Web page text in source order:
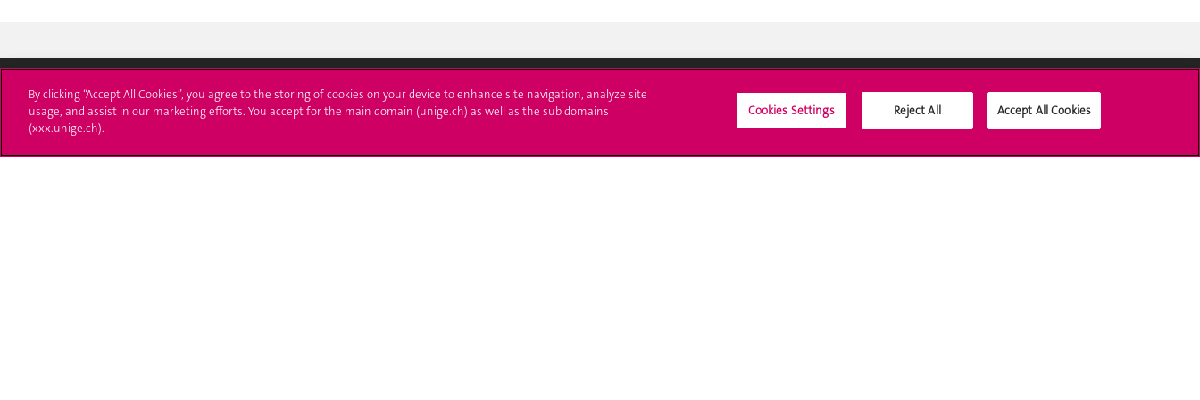
Université de Genève
24 rue du Général-Dufour
S'inscrire à l'UNIGE
Immatriculations
L'UNIGE vous informe
UNIGE Mobile
Médias sociaux UNIGE
By clicking “Accept All Cookies”, you agree to the storing of cookies on your device to enhance site navigation, analyze site
usage, and assist in our marketing efforts. You accept for the main domain (unige.ch) as well as the sub domains
(xxx.unige.ch).
Cookies Settings Reject All Accept All Cookies